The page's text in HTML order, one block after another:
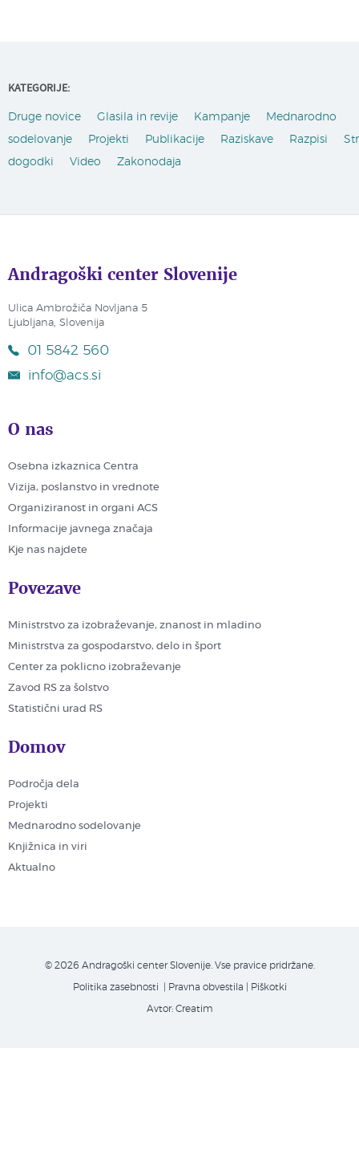
KATEGORIJE:
Druge novice Glasila in revije Kampanje
Mednarodno
sodelovanje
Projekti Publikacije Raziskave Razpisi
dogodki
Video Zakonodaja
Andragoški center Slovenije
Ulica Ambrožiča Novljana 5
Ljubljana, Slovenija
01 5842 560
info@acs.si
O nas
Osebna izkaznica Centra
Vizija, poslanstvo in vrednote
Organiziranost in organi ACS
Informacije javnega značaja
Kje nas najdete
Povezave
Ministrstvo za izobraževanje, znanost in mladino
Ministrstva za gospodarstvo, delo in šport
Center za poklicno izobraževanje
Zavod RS za šolstvo
Statistični urad RS
Domov
Področja dela
Projekti
Mednarodno sodelovanje
Knjižnica in viri
Aktualno
© 2026 Andragoški center Slovenije. Vse pravice pridržane.
Politika zasebnosti | Pravna obvestila Piškotki
Avtor: Creatim